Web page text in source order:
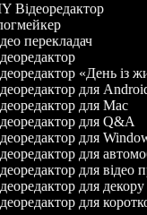
Відеоредактор
перекладач
«День із
для Android
для Mac
для Q&A
для
для
для відео
для декору
для